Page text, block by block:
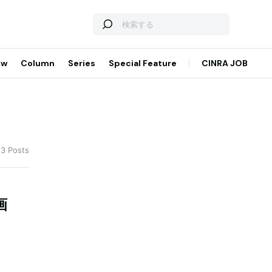
Column Series Special Feature CINRA JOB
Posts